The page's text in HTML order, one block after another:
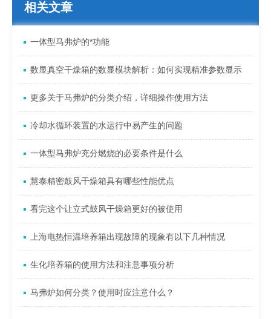
相关文章
一体型马弗炉的*功能
数显真空干燥箱的数显模块解析：如何实现精准参数显示
更多关于马弗炉的分类介绍，详细操作使用方法
冷却水循环装置的水运行中易产生的问题
一体型马弗炉充分燃烧的必要条件是什么
慧泰精密鼓风干燥箱具有哪些性能优点
看完这个让立式鼓风干燥箱更好的被使用
上海电热恒温培养箱出现故障的现象有以下几种情况
生化培养箱的使用方法和注意事项分析
马弗炉如何分类？使用时应注意什么？